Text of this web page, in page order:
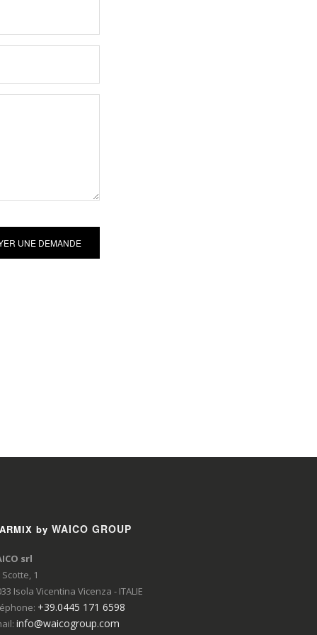
by WAICO GROUP
srl
1
Isola Vicentina Vicenza - ITALIE
+39.0445 171 6598
info@waicogroup.com